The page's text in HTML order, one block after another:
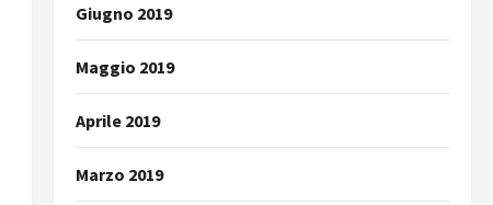
Giugno 2019
Maggio 2019
Aprile 2019
Marzo 2019